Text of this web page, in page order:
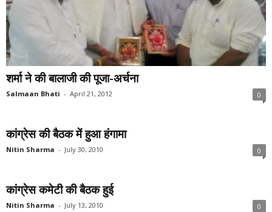
शर्मा ने की बालाजी की पूजा-अर्चना
Salmaan Bhati - April 21, 2012 0
कांग्रेस की बैठक में हुआ हंगामा
Nitin Sharma - July 30, 2010 0
कांग्रेस कमेटी की बैठक हुई
Nitin Sharma - July 13, 2010 0